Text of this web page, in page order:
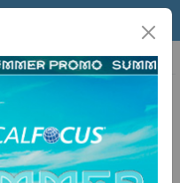
e versamento